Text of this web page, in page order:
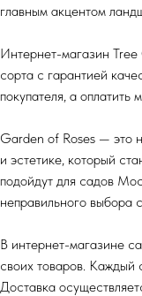
главным акцентом
Интернет-магазин Tree
сорта с гарантией
покупателя, а
Garden of Roses — это
и эстетике, который
подойдут для садов
неправильного выбора
В интернет-магазине
своих товаров. Каждый
Доставка